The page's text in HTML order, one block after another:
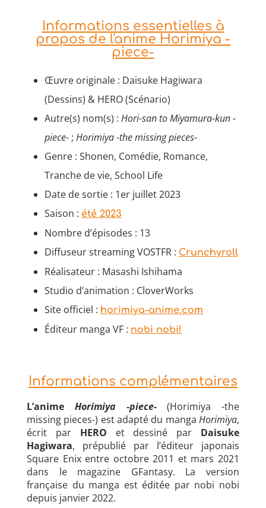
Informations essentielles à
propos de l'anime Horimiya -
piece-
Œuvre originale : Daisuke Hagiwara
(Dessins) & HERO (Scénario)
Autre(s) nom(s) : Hori-san to Miyamura-kun -
piece- ; Horimiya -the missing pieces-
Genre : Shonen, Comédie, Romance,
Tranche de vie, School Life
Date de sortie : 1er juillet 2023
Saison : été 2023
Nombre d’épisodes : 13
Diffuseur streaming VOSTFR : Crunchyroll
Réalisateur : Masashi Ishihama
Studio d’animation : CloverWorks
Site officiel : horimiya-anime.com
Éditeur manga VF : nobi nobi!
Informations complémentaires
L’anime Horimiya -piece-(Horimiya -the
missing pieces-) est adapté du manga Horimiya,
écrit par HERO et dessiné par Daisuke
Hagiwara, prépublié par l’éditeur japonais
Square Enix entre octobre 2011 et mars 2021
dans le magazine GFantasy. La version
française du manga est éditée par nobi nobi
depuis janvier 2022.